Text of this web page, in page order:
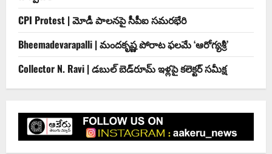
CPI Protest | మోడీ పాలనపై సీపీఐ సమరభేరి
Bheemadevarapalli | మందకృష్ణ పోరాట ఫలమే ‘ఆరోగ్యశ్రీ’
Collector N. Ravi | డబుల్ బెడ్‌రూమ్ ఇళ్లపై కలెక్టర్ సమీక్ష